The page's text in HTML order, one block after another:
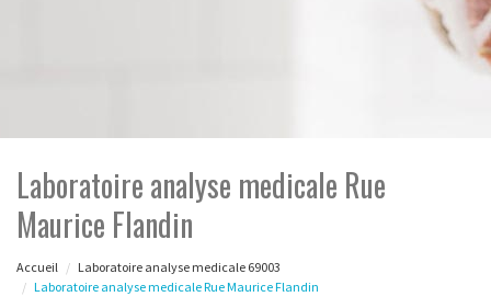
Laboratoire analyse medicale Rue
Maurice Flandin
Accueil
Laboratoire analyse medicale 69003
Laboratoire analyse medicale Rue Maurice Flandin